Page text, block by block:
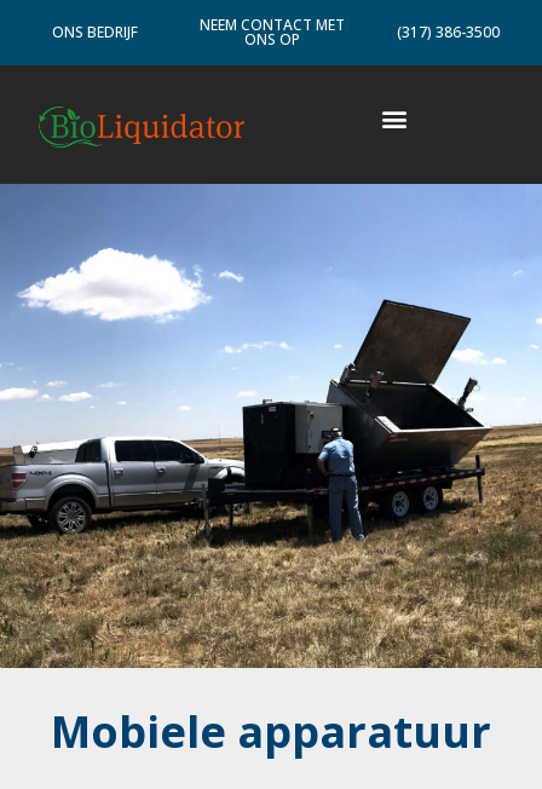
ONS BEDRIJF NEEM CONTACT MET
ONS OP (317) 386-3500
Mobiele apparatuur